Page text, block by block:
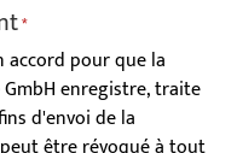
*
accord pour que la
enregistre, traite
d'envoi de la